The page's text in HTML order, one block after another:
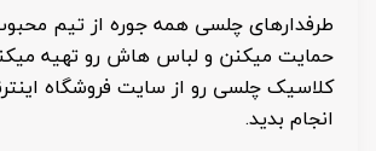
طرفدارهای چلسی همه جوره از تیم
حمایت میکنن و لباس هاش رو تهیه
کلاسیک چلسی رو از سایت فروشگاه
انجام بدید.